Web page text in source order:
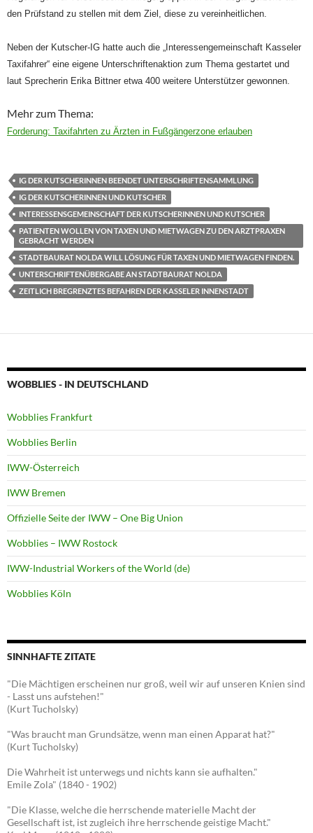
den Prüfstand zu stellen mit dem Ziel, diese zu vereinheitlichen.
Neben der Kutscher-IG hatte auch die „Interessengemeinschaft Kasseler
Taxifahrer“ eine eigene Unterschriftenaktion zum Thema gestartet und
laut Sprecherin Erika Bittner etwa 400 weitere Unterstützer gewonnen.
Mehr zum Thema:
Forderung: Taxifahrten zu Ärzten in Fußgängerzone erlauben
IG DER KUTSCHERINNEN BEENDET UNTERSCHRIFTENSAMMLUNG
IG DER KUTSCHERINNEN UND KUTSCHER
INTERESSENSGEMEINSCHAFT DER KUTSCHERINNEN UND KUTSCHER
PATIENTEN WOLLEN VON TAXEN UND MIETWAGEN ZU DEN ARZTPRAXEN
GEBRACHT WERDEN
STADTBAURAT NOLDA WILL LÖSUNG FÜR TAXEN UND MIETWAGEN FINDEN.
UNTERSCHRIFTENÜBERGABE AN STADTBAURAT NOLDA
ZEITLICH BREGRENZTES BEFAHREN DER KASSELER INNENSTADT
WOBBLIES - IN DEUTSCHLAND
Wobblies Frankfurt
Wobblies Berlin
IWW-Österreich
IWW Bremen
Offizielle Seite der IWW – One Big Union
Wobblies – IWW Rostock
IWW-Industrial Workers of the World (de)
Wobblies Köln
SINNHAFTE ZITATE
"Die Mächtigen erscheinen nur groß, weil wir auf unseren Knien sind
- Lasst uns aufstehen!"
(Kurt Tucholsky)
"Was braucht man Grundsätze, wenn man einen Apparat hat?"
(Kurt Tucholsky)
Die Wahrheit ist unterwegs und nichts kann sie aufhalten."
Emile Zola" (1840 - 1902)
"Die Klasse, welche die herrschende materielle Macht der
Gesellschaft ist, ist zugleich ihre herrschende geistige Macht."